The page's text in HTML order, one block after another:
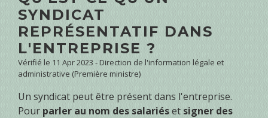
SYNDICAT
REPRÉSENTATIF DANS
L'ENTREPRISE ?
Vérifié le 11 Apr 2023 - Direction de l'information légale et
administrative (Première ministre)
Un syndicat peut être présent dans l'entreprise.
Pour parler au nom des salariéset signer des